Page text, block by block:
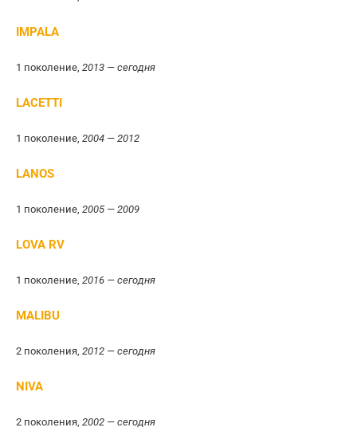
IMPALA
1 поколение, 2013 — сегодня
LACETTI
1 поколение, 2004 — 2012
LANOS
1 поколение, 2005 — 2009
LOVA RV
1 поколение, 2016 — сегодня
MALIBU
2 поколения, 2012 — сегодня
NIVA
2 поколения, 2002 — сегодня